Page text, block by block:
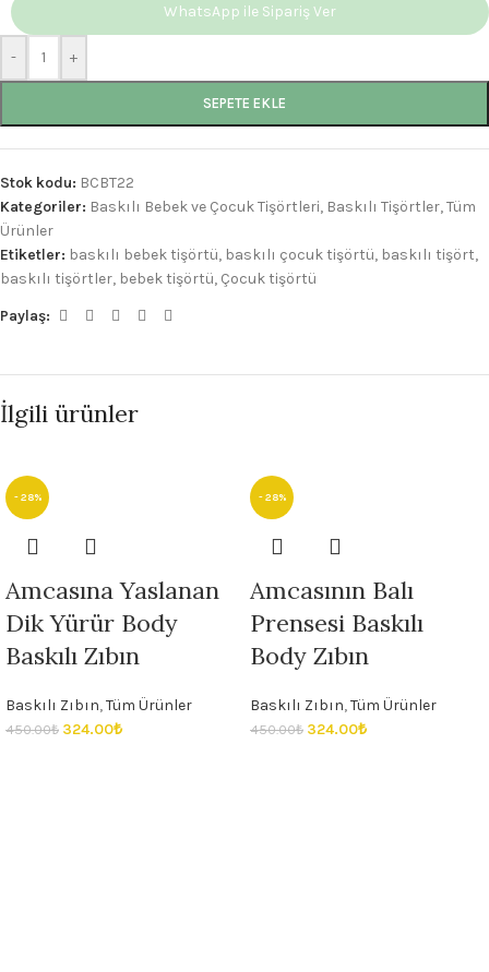
- +
SEPETE EKLE
WhatsApp ile Sipariş Ver
Stok kodu: BCBT22
Kategoriler: Baskılı Bebek ve Çocuk Tişörtleri, Baskılı Tişörtler,Tüm
Ürünler
Etiketler: baskılı bebek tişörtü, baskılı çocuk tişörtü, baskılı tişört,
baskılı tişörtler, bebek tişörtü, Çocuk tişörtü
Paylaş:
İlgili ürünler
- 28%
Amcasına Yaslanan
Dik Yürür Body
Baskılı Zıbın
Baskılı Zıbın,Tüm Ürünler
450.00₺ 324.00₺
- 28%
Amcasının Balı
Prensesi Baskılı
Body Zıbın
Baskılı Zıbın,Tüm Ürünler
450.00₺ 324.00₺